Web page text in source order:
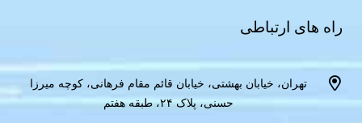
راه های ارتباطی
تهران، خیابان بهشتی، خیابان قائم مقام فرهانی، کوچه میرزا
حسنی، پلاک ۲۴، طبقه هفتم